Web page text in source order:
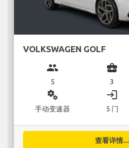
VOLKSWAGEN GOLF
group
5
business_center
3
miscellaneous_services
手动变速器
login
5 门
查看详情...